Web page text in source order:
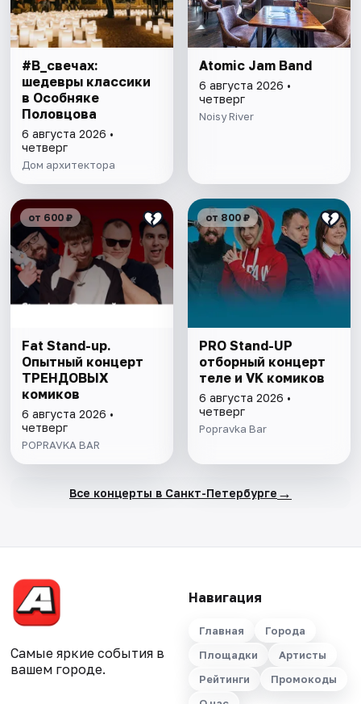
#В_свечах:
шедевры классики
в Особняке
Половцова
6 августа 2026 •
четверг
Дом архитектора
Atomic Jam Band
6 августа 2026 •
четверг
Noisy River
от 600 ₽
Fat Stand-up.
Опытный концерт
ТРЕНДОВЫХ
комиков
6 августа 2026 •
четверг
POPRAVKA BAR
от 800 ₽
PRO Stand-UP
отборный концерт
теле и VK комиков
6 августа 2026 •
четверг
Popravka Bar
Все концерты в Санкт-Петербурге →
Самые яркие события в
вашем городе.
Навигация
Главная
Города
Площадки
Артисты
Рейтинги
Промокоды